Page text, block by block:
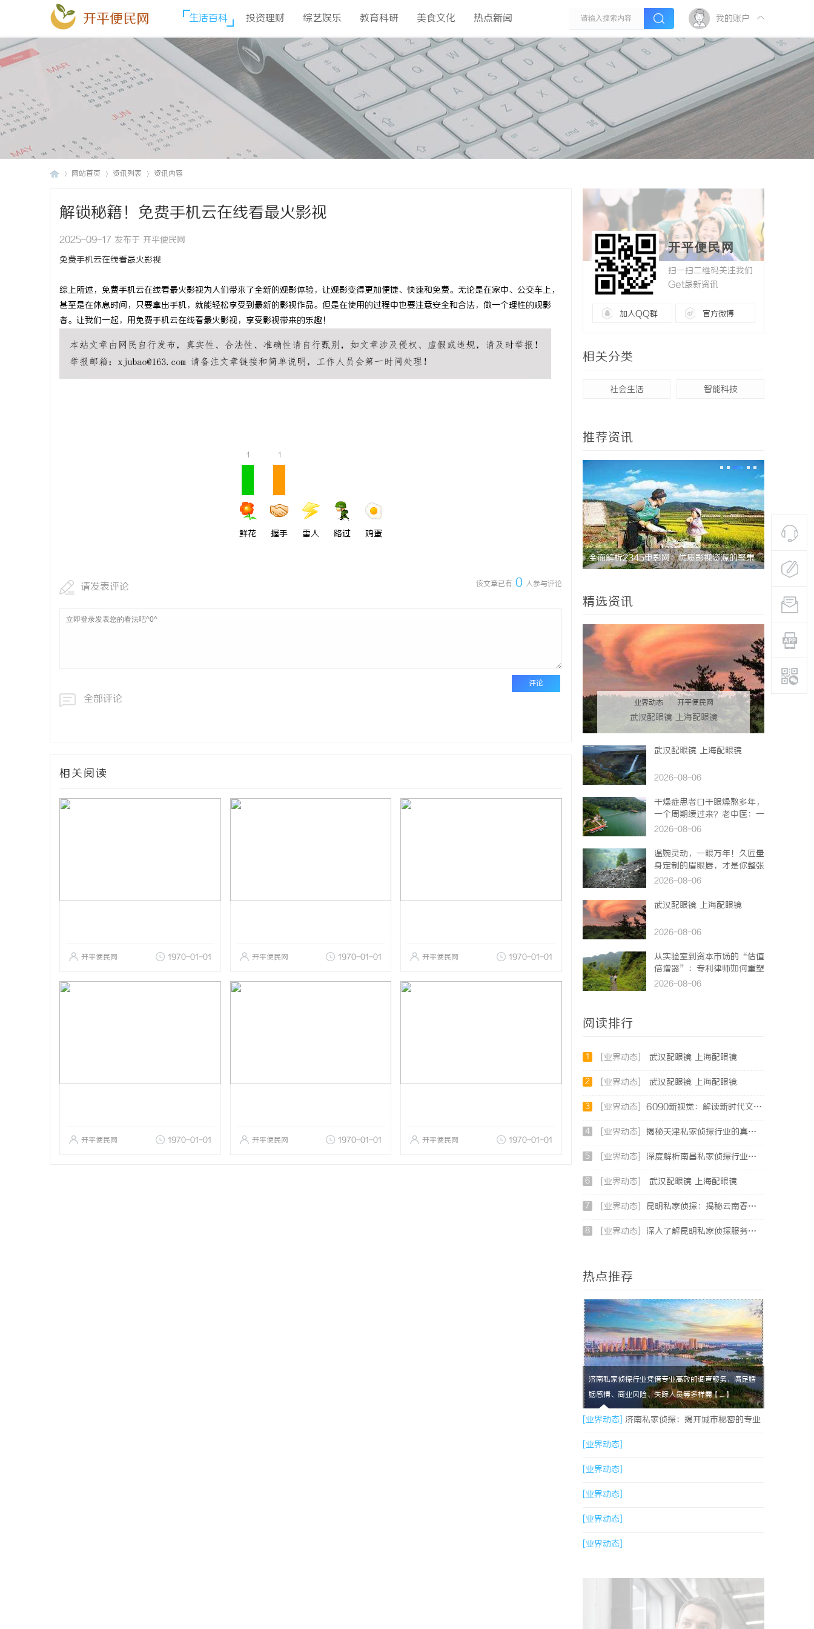
开平便民网 生活百科 投资理财 综艺娱乐 教育科研 美食文化 热点新闻 我的账户
网站首页 资讯列表 资讯内容
解锁秘籍！免费手机云在线看最火影视
2025-09-17 发布于 开平便民网
免费手机云在线看最火影视
综上所述，免费手机云在线看最火影视为人们带来了全新的观影体验，让观影变得更加便捷、快速和免费。无论是在家中、公交车上，
甚至是在休息时间，只要拿出手机，就能轻松享受到最新的影视作品。但是在使用的过程中也要注意安全和合法，做一个理性的观影
者。让我们一起，用免费手机云在线看最火影视，享受影视带来的乐趣！
1
鲜花
1
握手 雷人 路过 鸡蛋
该文章已有 0 人参与评论
请发表评论
评论
全部评论
相关阅读
开平便民网 1970-01-01 开平便民网 1970-01-01 开平便民网 1970-01-01
开平便民网 1970-01-01 开平便民网 1970-01-01 开平便民网 1970-01-01
开平便民网
扫一扫二维码关注我们
Get最新资讯
加入QQ群 官方微博
相关分类
社会生活 智能科技
推荐资讯
医师资质核查指南
全面解析2345电影网：优质影视资源的聚集
地与使用指南
深入解析The Row品牌：奢华时尚的典
精选资讯
业界动态 开平便民网
武汉配眼镜 上海配眼镜
武汉配眼镜 上海配眼镜
2026-08-06
干燥症患者口干眼燥熬多年，
一个周期缓过来？老中医：一
张辨证方对症，身体找回津液
2026-08-06
温婉灵动，一眼万年！久匠量
身定制的眉眼唇，才是你整张
脸的点睛之笔！淡颜系女生的
2026-08-06
武汉配眼镜 上海配眼镜
2026-08-06
从实验室到资本市场的“估值
倍增器”：专利律师如何重塑
硬科技企业的融资逻辑
2026-08-06
阅读排行
1 [业界动态] 武汉配眼镜 上海配眼镜
2 [业界动态] 武汉配眼镜 上海配眼镜
3 [业界动态] 6090新视觉：解读新时代文化潮流与审美变迁
4 [业界动态] 揭秘天津私家侦探行业的真实面貌与服务优势
5 [业界动态] 深度解析南昌私家侦探行业的发展与应用现状
6 [业界动态] 武汉配眼镜 上海配眼镜
7 [业界动态] 昆明私家侦探：揭秘云南春城中的隐秘调查力量
8 [业界动态] 深入了解昆明私家侦探服务的重要性与选择指南
热点推荐
济南私家侦探行业凭借专业高效的调查服务，满足婚
姻感情、商业风险、失踪人员等多样需【....】
[业界动态] 济南私家侦探：揭开城市秘密的专业
侦查服务
[业界动态]
[业界动态]
[业界动态]
[业界动态]
[业界动态]